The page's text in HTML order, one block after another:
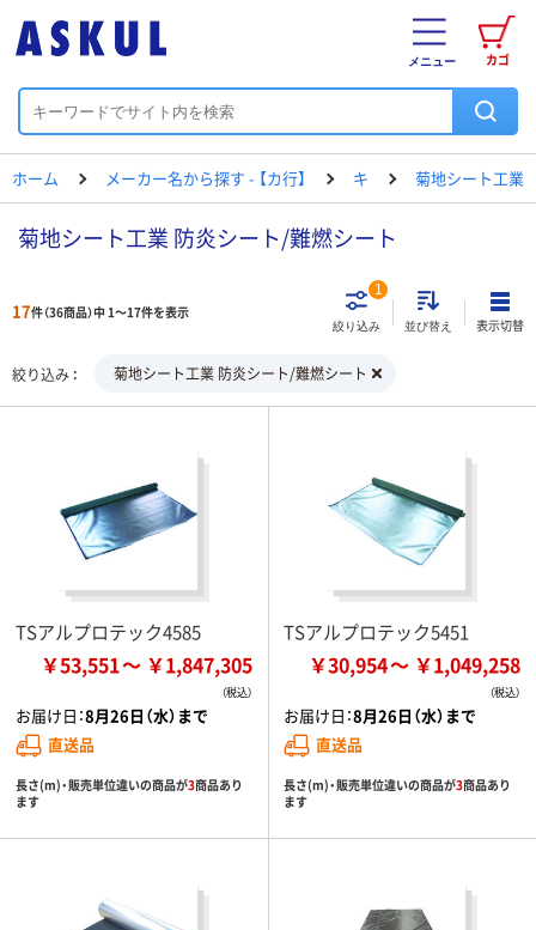
カゴ
メニュー
ホーム メーカー名から探す - 【カ行】 キ 菊地シート工業
菊地シート工業 防炎シート/難燃シート
17件（36商品）中 1～17件を表示
絞り込み
1
並び替え 表示切替
絞り込み 菊地シート工業 防炎シート/難燃シート
TSアルプロテック4585
￥53,551 ￥1,847,305
お届け日：8月26日（水）まで
直送品
長さ(m)・販売単位違いの商品が3商品あり
ます
TSアルプロテック5451
￥30,954 ￥1,049,258
お届け日：8月26日（水）まで
直送品
長さ(m)・販売単位違いの商品が3商品あり
ます